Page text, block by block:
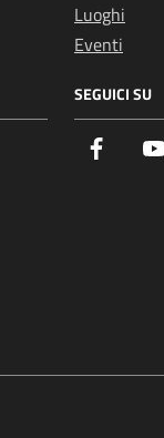
Luoghi
Eventi
SEGUICI SU
Facebook